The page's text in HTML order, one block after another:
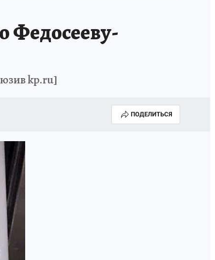
kp.ru]
ПОДЕЛИТЬСЯ